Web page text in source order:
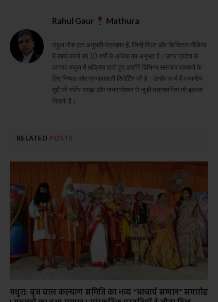
Rahul Gaur Mathura
राहुल गौड एक अनुभवी पत्रकार हैं, जिन्हें प्रिंट और डिजिटल मीडिया
में कार्य करने का 10 वर्षों से अधिक का अनुभव है। उत्तर प्रदेश के
जनपद मथुरा में सक्रिय रहते हुए उन्होंने विभिन्न समाचार माध्यमों के
लिए निष्पक्ष और प्रभावशाली रिपोर्टिंग की है। उनके कार्य में स्थानीय
मुद्दों की गंभीर समझ और जनसरोकार से जुड़ी पत्रकारिता की झलक
मिलती है।
RELATED POSTS
मथुरा: बृज बाल कल्याण समिति का भव्य “आचार्य सम्मान” समारोह